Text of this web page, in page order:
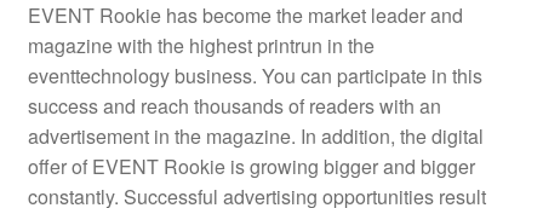
EVENT Rookie has become the market leader and
magazine with the highest printrun in the
eventtechnology business. You can participate in this
success and reach thousands of readers with an
advertisement in the magazine. In addition, the digital
offer of EVENT Rookie is growing bigger and bigger
constantly. Successful advertising opportunities result